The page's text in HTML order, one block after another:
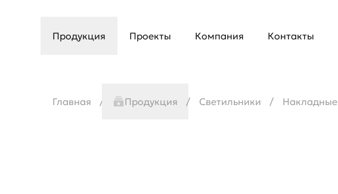
Продукция Проекты Компания Контакты
Главная Продукция Светильники Накладные